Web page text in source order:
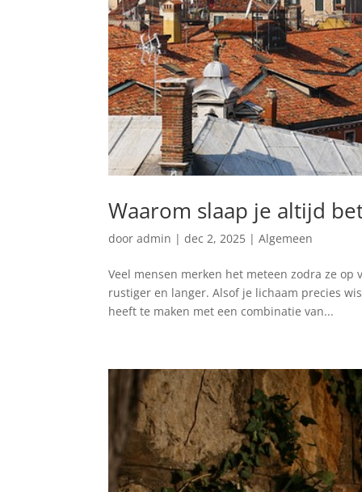
Waarom slaap je altijd
dooradmin |dec 2, 2025 |Algemeen
Veel mensen merken het meteen zodra ze
rustiger en langer. Alsof je lichaam precies
heeft te maken met een combinatie van...